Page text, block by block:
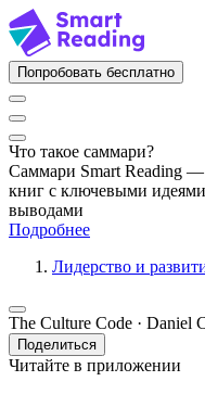
Попробовать бесплатно
Что такое саммари?
Саммари Smart Reading
книг с ключевыми
выводами
Подробнее
Лидерство и
The Culture Code · Daniel
Поделиться
Читайте в приложении